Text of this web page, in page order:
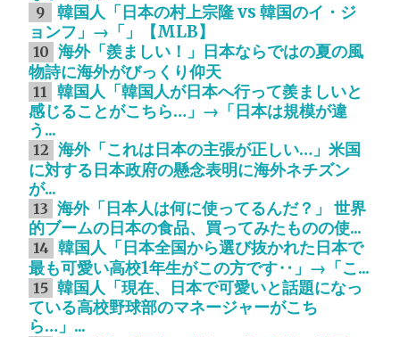
9
韓国人「日本の村上宗隆 vs 韓国のイ・ジ
ョンフ」→「」【MLB】
10 海外「羨ましい！」日本ならではの夏の風
物詩に海外がびっくり仰天
11
韓国人「韓国人が日本へ行って羨ましいと
感じることがこちら…」→「日本は規模が違
う...
12 海外「これは日本の主張が正しい…」米国
に対する日本政府の懸念表明に海外ネチズン
が...
13 海外「日本人は何に使ってるんだ？」 世界
的ブームの日本の食品、買ってみたものの使...
14 韓国人「日本全国から選び抜かれた日本で
最も可愛い高校1年生がこの方です‥」→「こ...
15 韓国人「現在、日本で可愛いと話題になっ
ている高校野球部のマネージャーがこち
ら…」...